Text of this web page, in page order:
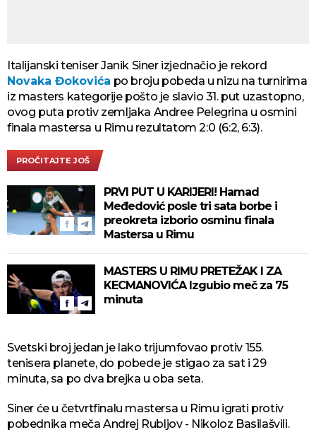
Italijanski teniser Janik Siner izjednačio je rekord
Novaka Đokovića po broju pobeda u nizu na turnirima
iz masters kategorije pošto je slavio 31. put uzastopno,
ovog puta protiv zemljaka Andree Pelegrina u osmini
finala mastersa u Rimu rezultatom 2:0 (6:2, 6:3).
PROČITAJTE JOŠ
PRVI PUT U KARIJERI! Hamad
Međedović posle tri sata borbe i
preokreta izborio osminu finala
Mastersa u Rimu
MASTERS U RIMU PRETEŽAK I ZA
KECMANOVIĆA Izgubio meč za 75
minuta
Svetski broj jedan je lako trijumfovao protiv 155.
tenisera planete, do pobede je stigao za sat i 29
minuta, sa po dva brejka u oba seta.
Siner će u četvrtfinalu mastersa u Rimu igrati protiv
pobednika meča Andrej Rubljov - Nikoloz Basilašvili.